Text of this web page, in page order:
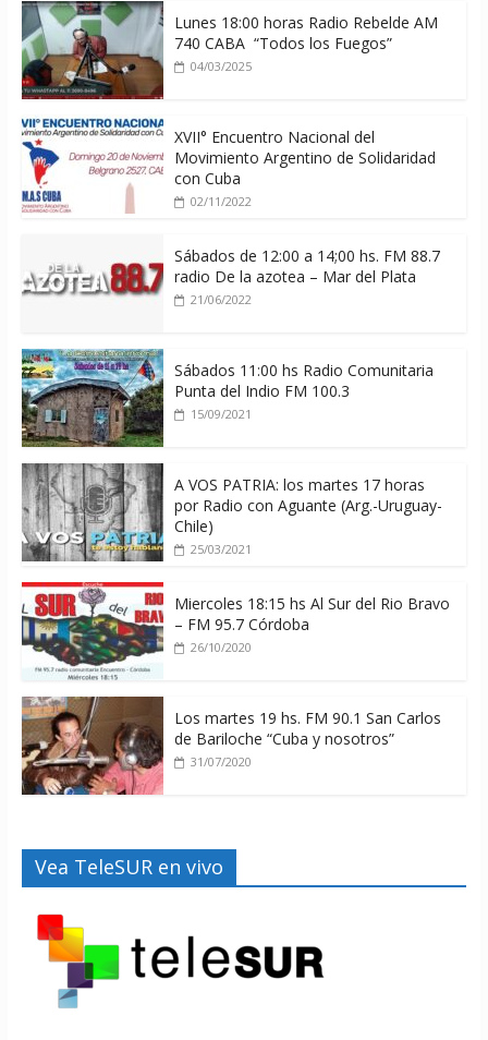
Lunes 18:00 horas Radio Rebelde AM
740 CABA “Todos los Fuegos”
04/03/2025
XVII° Encuentro Nacional del
Movimiento Argentino de Solidaridad
con Cuba
02/11/2022
Sábados de 12:00 a 14;00 hs. FM 88.7
radio De la azotea – Mar del Plata
21/06/2022
Sábados 11:00 hs Radio Comunitaria
Punta del Indio FM 100.3
15/09/2021
A VOS PATRIA: los martes 17 horas
por Radio con Aguante (Arg.-Uruguay-
Chile)
25/03/2021
Miercoles 18:15 hs Al Sur del Rio Bravo
– FM 95.7 Córdoba
26/10/2020
Los martes 19 hs. FM 90.1 San Carlos
de Bariloche “Cuba y nosotros”
31/07/2020
Vea TeleSUR en vivo